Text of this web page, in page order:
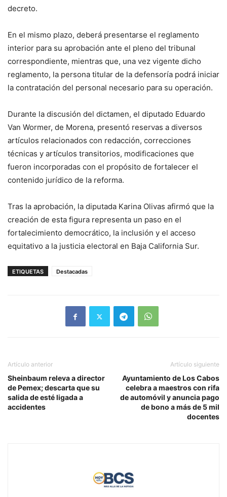
decreto.
En el mismo plazo, deberá presentarse el reglamento
interior para su aprobación ante el pleno del tribunal
correspondiente, mientras que, una vez vigente dicho
reglamento, la persona titular de la defensoría podrá iniciar
la contratación del personal necesario para su operación.
Durante la discusión del dictamen, el diputado Eduardo
Van Wormer, de Morena, presentó reservas a diversos
artículos relacionados con redacción, correcciones
técnicas y artículos transitorios, modificaciones que
fueron incorporadas con el propósito de fortalecer el
contenido jurídico de la reforma.
Tras la aprobación, la diputada Karina Olivas afirmó que la
creación de esta figura representa un paso en el
fortalecimiento democrático, la inclusión y el acceso
equitativo a la justicia electoral en Baja California Sur.
ETIQUETAS Destacadas
Artículo anterior
Sheinbaum releva a director
de Pemex; descarta que su
salida de esté ligada a
accidentes
Artículo siguiente
Ayuntamiento de Los Cabos
celebra a maestros con rifa
de automóvil y anuncia pago
de bono a más de 5 mil
docentes